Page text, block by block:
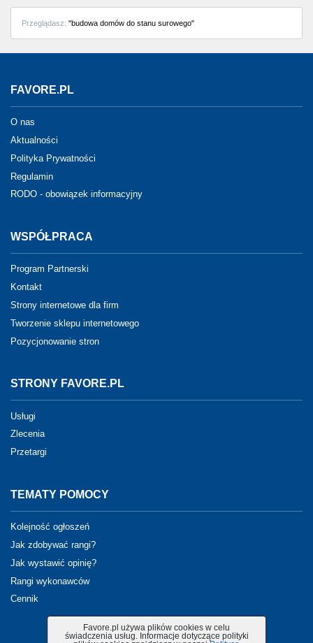
Favore.pl używa plików cookies w celu
świadczenia usług. Informacje dotyczące polityki
Przeglądasz: "budowa domów do stanu surowego"
FAVORE.PL
O nas
Aktualności
Polityka Prywatności
Regulamin
RODO - obowiązek informacyjny
WSPÓŁPRACA
Program Partnerski
Kontakt
Strony internetowe dla firm
Tworzenie sklepu internetowego
Pozycjonowanie stron
STRONY FAVORE.PL
Usługi
Zlecenia
Przetargi
TEMATY POMOCY
Kolejność ogłoszeń
Jak zdobywać rangi?
Jak wystawić opinię?
Rangi wykonawców
Cennik